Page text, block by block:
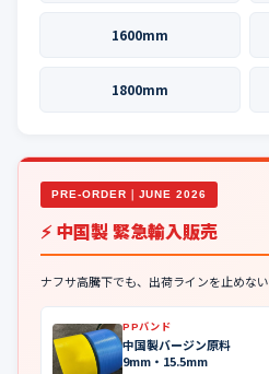
1600mm
1800mm
PRE-ORDER｜JUNE 2026
⚡ 中国製 緊急輸入販売
ナフサ高騰下でも、出荷ラインを止めない
PPバンド
中国製バージン原料
9mm・15.5mm